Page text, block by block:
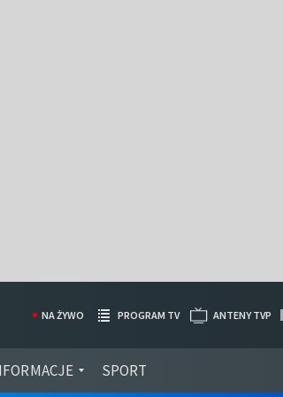
SPORT
NA ŻYWO PROGRAM TV ANTENY TVP